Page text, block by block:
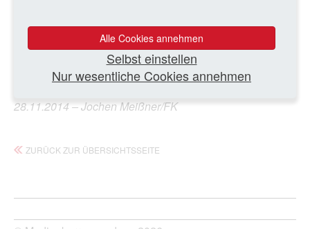
Ganzen Artikel lesen
28.11.2014 – Jochen Meißner/FK
ZURÜCK ZUR ÜBERSICHTSSEITE
Alle Cookies annehmen
Selbst einstellen
Nur wesentliche Cookies annehmen